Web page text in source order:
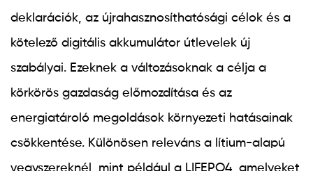
deklarációk, az újrahasznosíthatósági célok és a
kötelező digitális akkumulátor útlevelek új
szabályai. Ezeknek a változásoknak a célja a
körkörös gazdaság előmozdítása és az
energiatároló megoldások környezeti hatásainak
csökkentése. Különösen releváns a lítium-alapú
vegyszereknél, mint például a LIFEPO4, amelyeket